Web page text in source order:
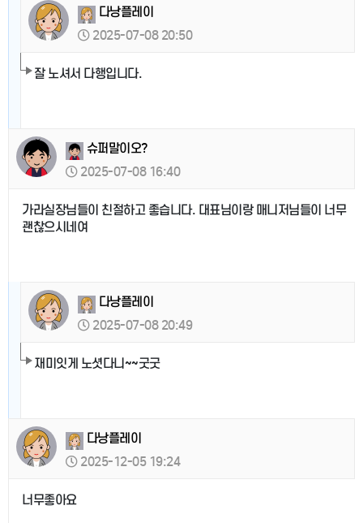
다낭플레이
2025-07-08 20:50
잘 노셔서 다행입니다.
슈퍼말이오?
2025-07-08 16:40
가라실장님들이 친절하고 좋습니다. 대표님이랑 매니저님들이 너무
괜찮으시네여
다낭플레이
2025-07-08 20:49
재미잇게 노셧다니~~굿굿
다낭플레이
2025-12-05 19:24
너무좋아요